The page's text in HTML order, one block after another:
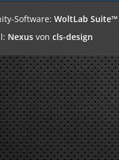
Software: WoltLab Suite™
Nexus von cls-design